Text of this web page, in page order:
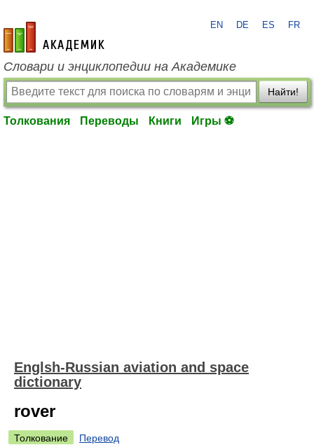
academic.ru
EN DE ES FR
Словари и энциклопедии на Академике
Найти!
Толкования Переводы Книги Игры ⚽
Englsh-Russian aviation and space
dictionary
rover
Толкование
Перевод